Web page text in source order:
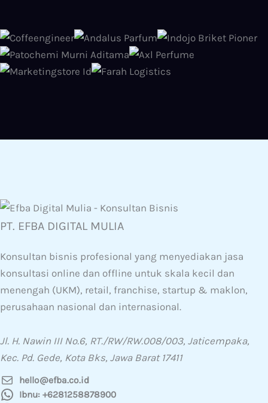
PT. EFBA DIGITAL MULIA
Konsultan bisnis profesional yang menyediakan jasa
konsultasi online dan offline untuk skala kecil dan
menengah (UKM), retail, franchise, startup & maklon,
perusahaan nasional dan internasional.
Jl. H. Nawin III No.6, RT./RW/RW.008/003, Jaticempaka,
Kec. Pd. Gede, Kota Bks, Jawa Barat 17411
hello@efba.co.id
Ibnu: +6281258878900